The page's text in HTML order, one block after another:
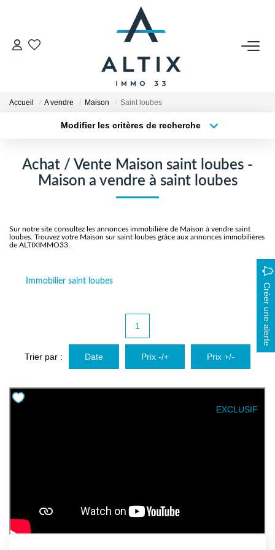
VENDRE
Honoraires
Biens Vendus
Avis Clients
NOS BIENS
Nous Rejoindre
Apporteur D'affaires
Accueil A vendre Maison Saint loubes
Modifier les critères de recherche
Sélectionnez...
Type de bien
Surface min
Créer une alerte
Achat / Vente Maison saint loubes -
Maison a vendre à saint loubes
Sur notre site consultez les annonces immobilière de Maison à vendre saint
loubes. Trouvez votre Maison sur saint loubes grâce aux annonces immobilières
de ALTIXIMMO33.
Immobilier saint loubes
Créer une alerte
1
Trier par : Date Prix -/+ Prix +/-
EXCLUSIF